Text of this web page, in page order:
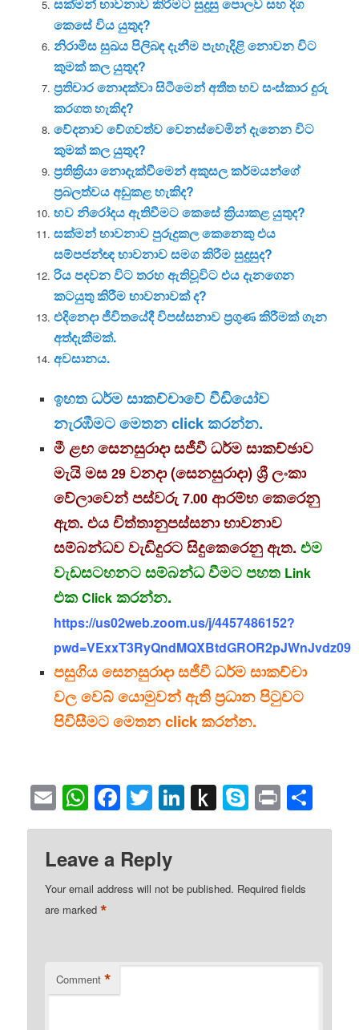
කෙසේ විය යුතුද?
නිරාමිස සුඛය පිලිබඳ දැනීම පැහැදිළි නොවන විට
කුමක් කල යුතුද?
ප්‍රතිචාර නොදක්වා සිටීමෙන් අතීත භව සංස්කාර දුරු
කරගත හැකිද?
වේදනාව වේගවත්ව වෙනස්වෙමින් දැනෙන විට
කුමක් කල යුතුද?
ප්‍රතික්‍රියා නොදැක්වීමෙන් අකුසල කර්මයන්ගේ
ප්‍රබලත්වය අඩුකළ හැකිද?
භව නිරෝදය ඇතිවීමට කෙසේ ක්‍රියාකළ යුතුද?
සක්මන් භාවනාව පුරුදුකල කෙනෙකු එය
සම්පජන්ඥ භාවනාව සමග කිරීම සුදුසුද?
රිය පදවන විට තරහ ඇතිවූවිට එය දැනගෙන
කටයුතු කිරීම භාවනාවක් ද?
එදිනෙදා ජීවිතයේදී විපස්සනාව ප්‍රගුණ කිරීමක් ගැන
අත්දැකීමක්.
අවසානය.
ඉහත ධර්ම සාකච්චාවේ වීඩියෝව
නැරඹීමට මෙතන click කරන්න.
මී ළඟ සෙනසුරාදා සජීවී ධර්ම සාකච්ඡාව
මැයි මස 29වනදා (සෙනසුරාදා) ශ්‍රී ලංකා
වේලාවෙන් පස්වරු 7.00ආරම්භ කෙරෙනු
ඇත. එය චිත්තානුපස්සනා භාවනාව
සම්බන්ධව වැඩිදුරට සිදුකෙරෙනු ඇත. එම
වැඩසටහනට සම්බන්ධ වීමට පහත Link
එක Clickකරන්න.
https://us02web.zoom.us/j/4457486152?
pwd=VExxT3RyQndMQXBtdGROR2pJWnJvdz09
පසුගිය සෙනසුරාදා සජීවී ධර්ම සාකච්චා
වල වෙබ් යොමුවන් ඇති ප්‍රධාන පිටුවට
පිවිසීමට මෙතන click කරන්න.
EmailWhatsApp
Facebook
Twitter
LinkedIn
Push
to
Skype
Print
Leave a Reply
Your email address will not be published. Required fields
are marked*
Comment *